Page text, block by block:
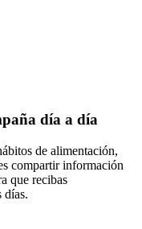
día a día
de alimentación,
compartir información
que recibas
días.